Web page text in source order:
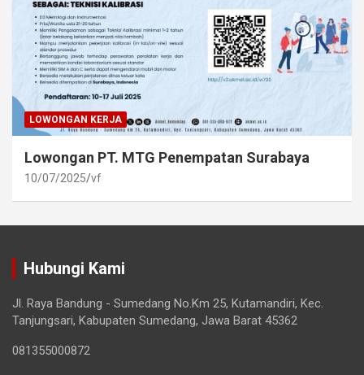
LOWONGAN KERJA
Lowongan PT. MTG Penempatan Surabaya
10/07/2025 vf
Hubungi Kami
Jl. Raya Bandung - Sumedang No.Km 25, Kutamandiri, Kec.
Tanjungsari, Kabupaten Sumedang, Jawa Barat 45362
081355000872